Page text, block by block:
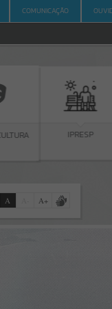
COMUNICAÇÃO
A A+